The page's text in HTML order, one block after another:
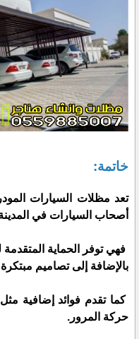
خاتمة:
تعد مظلات السيارات
أصحاب السيارات في
فهي توفر الحماية
بالإضافة إلى تصاميم
كما تقدم فوائد إضافية
حركة المرور.